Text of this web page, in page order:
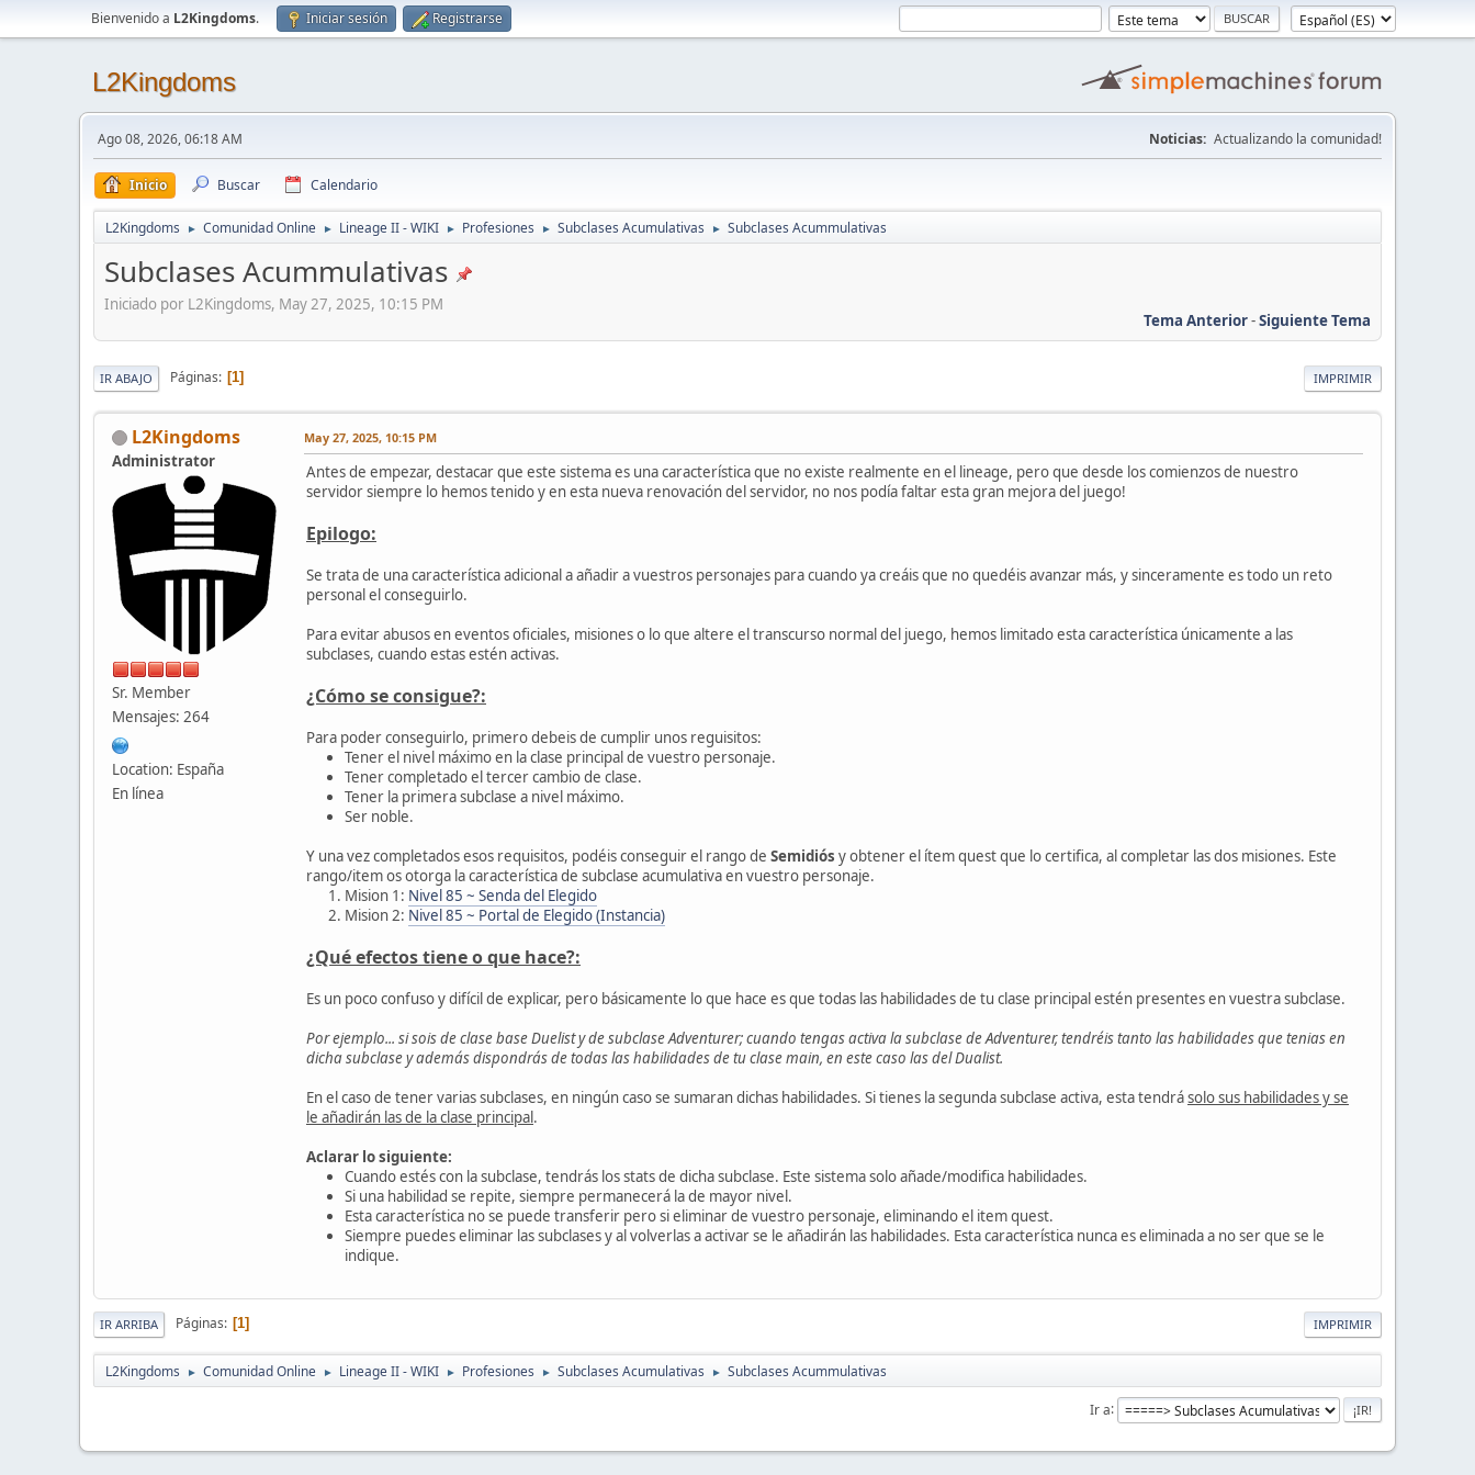
Bienvenido a L2Kingdoms. Iniciar sesión Registrarse
L2Kingdoms
Ago 08, 2026, 06:18 AM Noticias: Actualizando la comunidad!
Inicio Buscar Calendario
L2Kingdoms ► Comunidad Online ► Lineage II - WIKI ► Profesiones ► Subclases Acumulativas ► Subclases Acummulativas
Subclases Acummulativas
Iniciado por L2Kingdoms, May 27, 2025, 10:15 PM
Tema Anterior-Siguiente Tema
IMPRIMIR
IR ABAJO Páginas 1
L2Kingdoms
Administrator
Sr. Member
Mensajes: 264
Location: España
En línea
May 27, 2025, 10:15 PM
Antes de empezar, destacar que este sistema es una característica que no existe realmente en el lineage, pero que desde los comienzos de nuestro
servidor siempre lo hemos tenido y en esta nueva renovación del servidor, no nos podía faltar esta gran mejora del juego!
Epilogo:
Se trata de una característica adicional a añadir a vuestros personajes para cuando ya creáis que no quedéis avanzar más, y sinceramente es todo un reto
personal el conseguirlo.
Para evitar abusos en eventos oficiales, misiones o lo que altere el transcurso normal del juego, hemos limitado esta característica únicamente a las
subclases, cuando estas estén activas.
¿Cómo se consigue?:
Para poder conseguirlo, primero debeis de cumplir unos reguisitos:
Tener el nivel máximo en la clase principal de vuestro personaje.
Tener completado el tercer cambio de clase.
Tener la primera subclase a nivel máximo.
Ser noble.
Y una vez completados esos requisitos, podéis conseguir el rango de Semidiós y obtener el ítem quest que lo certifica, al completar las dos misiones. Este
rango/item os otorga la característica de subclase acumulativa en vuestro personaje.
Mision 1: Nivel 85 ~ Senda del Elegido
Mision 2: Nivel 85 ~ Portal de Elegido (Instancia)
¿Qué efectos tiene o que hace?:
Es un poco confuso y difícil de explicar, pero básicamente lo que hace es que todas las habilidades de tu clase principal estén presentes en vuestra subclase.
Por ejemplo... si sois de clase base Duelist y de subclase Adventurer; cuando tengas activa la subclase de Adventurer, tendréis tanto las habilidades que tenias en
dicha subclase y además dispondrás de todas las habilidades de tu clase main, en este caso las del Dualist.
En el caso de tener varias subclases, en ningún caso se sumaran dichas habilidades. Si tienes la segunda subclase activa, esta tendrásolo sus habilidades y se
le añadirán las de la clase principal.
Aclarar lo siguiente:
Cuando estés con la subclase, tendrás los stats de dicha subclase. Este sistema solo añade/modifica habilidades.
Si una habilidad se repite, siempre permanecerá la de mayor nivel.
Esta característica no se puede transferir pero si eliminar de vuestro personaje, eliminando el item quest.
Siempre puedes eliminar las subclases y al volverlas a activar se le añadirán las habilidades. Esta característica nunca es eliminada a no ser que se le
indique.
IMPRIMIR
IR ARRIBA Páginas 1
L2Kingdoms ► Comunidad Online ► Lineage II - WIKI ► Profesiones ► Subclases Acumulativas ► Subclases Acummulativas
Ir a